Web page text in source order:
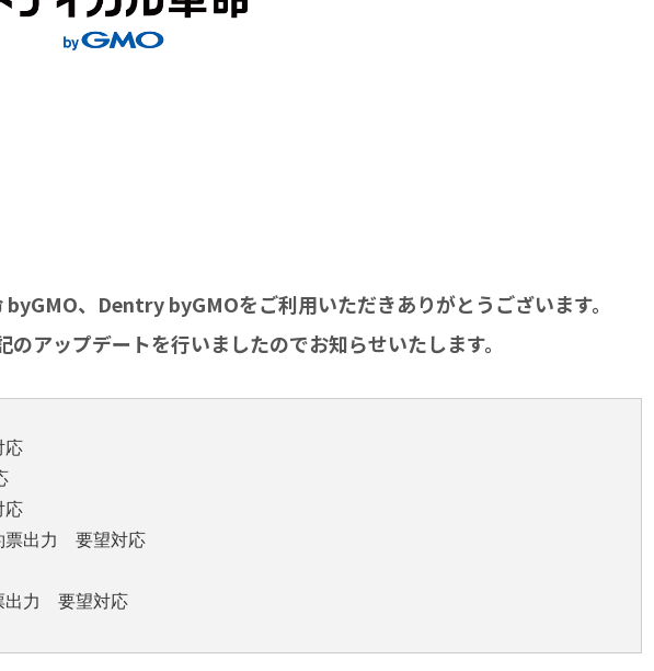
byGMO、Dentry byGMOをご利用いただきありがとうございます。
のアップデートを行いましたのでお知らせいたします。
応
応
票出力 要望対応
出力 要望対応